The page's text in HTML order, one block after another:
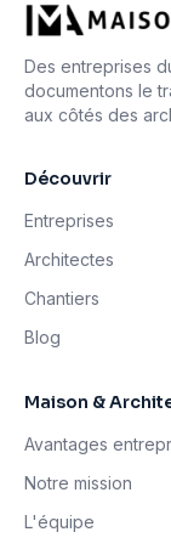
Des entreprises
documentons le
aux côtés des
Découvrir
Entreprises
Architectes
Chantiers
Blog
Maison &
Avantages
Notre mission
L'équipe